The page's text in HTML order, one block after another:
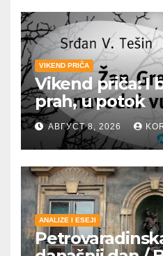
VIKEND PRIČA
Vikend priča: I
prah, u potok
АВГУСТ 8, 2026
ANALIZE I ESEJI